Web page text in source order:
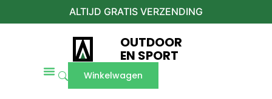
ALTIJD GRATIS VERZENDING
OUTDOOR
EN SPORT
Winkelwagen